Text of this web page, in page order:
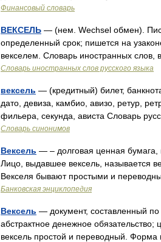
Финансовый словарь
ВЕКСЕЛЬ — (нем. Wechsel обмен).
определенный срок; пишется на
векселем. Словарь иностранных слов,
Словарь иностранных слов русского языка
вексель — (кредитный) билет,
дато, девиза, камбио, авизо, ретур,
фильера, секунда, ависта Словарь
Словарь синонимов
Вексель — – долговая ценная бумага,
Лицо, выдавшее вексель, называется
Векселя бывают простыми и
Банковская энциклопедия
Вексель — документ, составленный
абстрактное денежное обязательство;
вексель простой и переводный. Форма